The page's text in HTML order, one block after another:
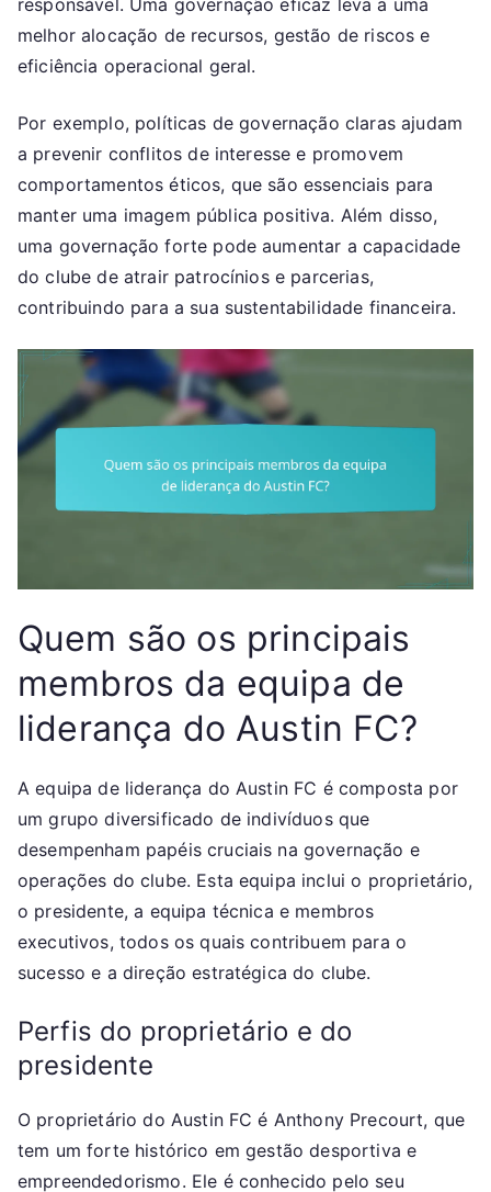
responsável. Uma governação eficaz leva a uma
melhor alocação de recursos, gestão de riscos e
eficiência operacional geral.
Por exemplo, políticas de governação claras ajudam
a prevenir conflitos de interesse e promovem
comportamentos éticos, que são essenciais para
manter uma imagem pública positiva. Além disso,
uma governação forte pode aumentar a capacidade
do clube de atrair patrocínios e parcerias,
contribuindo para a sua sustentabilidade financeira.
Quem são os principais
membros da equipa de
liderança do Austin FC?
A equipa de liderança do Austin FC é composta por
um grupo diversificado de indivíduos que
desempenham papéis cruciais na governação e
operações do clube. Esta equipa inclui o proprietário,
o presidente, a equipa técnica e membros
executivos, todos os quais contribuem para o
sucesso e a direção estratégica do clube.
Perfis do proprietário e do
presidente
O proprietário do Austin FC é Anthony Precourt, que
tem um forte histórico em gestão desportiva e
empreendedorismo. Ele é conhecido pelo seu